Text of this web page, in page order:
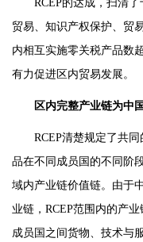
RCEP的达成，扫清
贸易、知识产权保护、贸
内相互实施零关税产品数
有力促进区内贸易发展。
区内完整产业链为中
RCEP清楚规定了共
品在不同成员国的不同阶
域内产业链价值链。由于
业链，RCEP范围内的产
成员国之间货物、技术与